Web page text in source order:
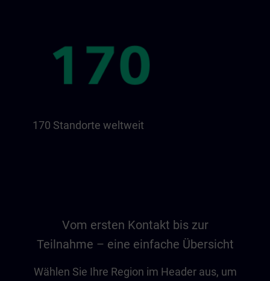
170 Standorte weltweit
Vom ersten Kontakt bis zur
Teilnahme – eine einfache Übersicht
Wählen Sie Ihre Region im Header aus, um